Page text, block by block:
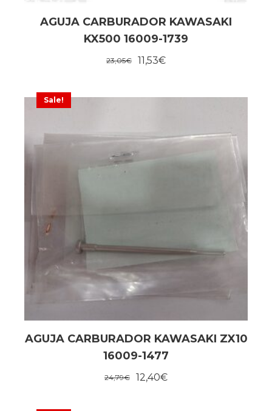
AGUJA CARBURADOR KAWASAKI
KX500 16009-1739
23,05€ 11,53€
Sale!
AGUJA CARBURADOR KAWASAKI ZX10
16009-1477
24,79€ 12,40€